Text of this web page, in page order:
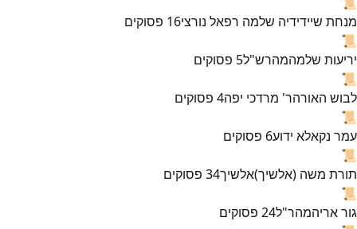
מנחת שיידידיה שלמה רפאל נורצי16 פסוקים
📜
יריעות שלמהמהרש"ל5 פסוקים
📜
לבוש האורהר' מרדכי יפה4 פסוקים
📜
עמר נקאלא ידוע6 פסוקים
📜
תורת משה (אלשיך)אלשיך34 פסוקים
📜
גור אריהמהר"ל24 פסוקים